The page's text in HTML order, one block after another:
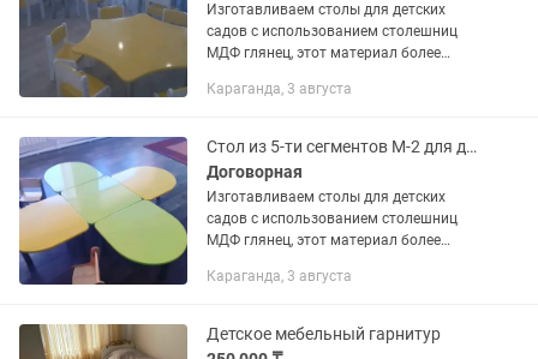
Изготавливаем столы для детских
садов с использованием столешниц
МДФ глянец, этот материал более
Размер данного стола
объема...
Караганда, 3 августа
Стол из 5-ти сегментов М-2 для детских садов
Договорная
Изготавливаем столы для детских
садов с использованием столешниц
МДФ глянец, этот материал более
Размер данного стола
объема...
Караганда, 3 августа
Детское мебельный гарнитур